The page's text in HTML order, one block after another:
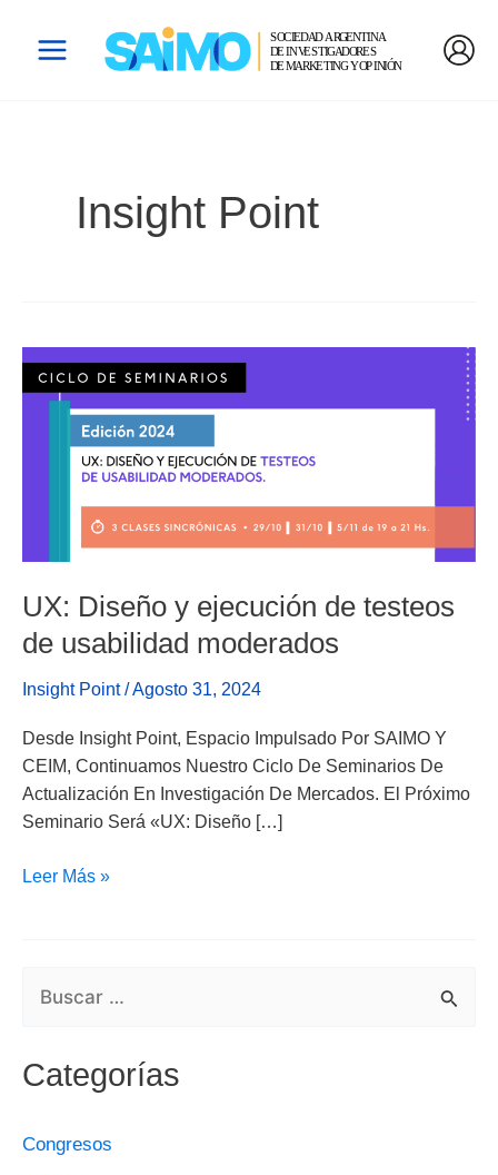
Insight Point
UX: Diseño y ejecución de testeos
de usabilidad moderados
Insight Point/Agosto 31, 2024
Desde Insight Point, Espacio Impulsado Por SAIMO Y
CEIM, Continuamos Nuestro Ciclo De Seminarios De
Actualización En Investigación De Mercados. El Próximo
Seminario Será «UX: Diseño […]
UX:
Diseño
Ejecución
Usabilidad
Leer Más »
S
A
Categorías
Congresos